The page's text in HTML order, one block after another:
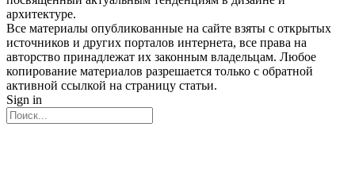
архитектуре.
Все материалы опубликованные на сайте взяты с открытых
источников и других порталов интернета, все права на
авторство принадлежат их законным владельцам. Любое
копирование материалов разрешается только с обратной
активной ссылкой на страницу статьи.
Sign in